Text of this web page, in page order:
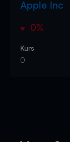
Apple Inc
0%
Kurs
0